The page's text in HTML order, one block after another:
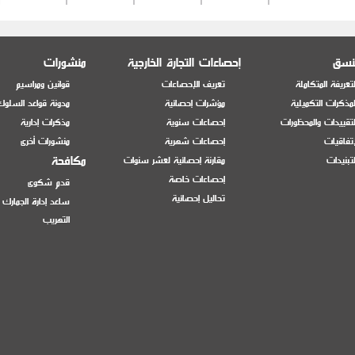
ولا ممشطة ولا
11 %
نفايا الفضلات
11 %
ممشطة أو محضرة
المتكاملة
التكميلية
والمحظورات
إحصاءات التجارة الخارجية
تعريف الإحصاءات
مؤشرات إحصائية
إحصاءات سنوية
إحصاءات شهرية
مقارنة إحصائية لعشر سنوات
إحصاءات خاصة
تحاليل إحصائية
منشورات
قوانين ومراسيم
مدونة قواعد
مذكرات إدارية
منشورات أخرى
مكافحة
قدم شكوى
ساعد إدارة
التهريب